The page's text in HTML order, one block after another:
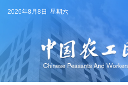
2026年8月8日 星期六